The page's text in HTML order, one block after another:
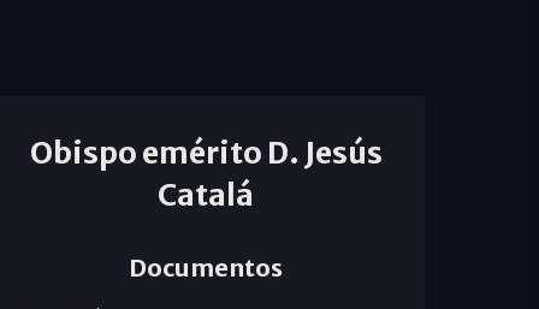
Obispo emérito D. Jesús
Catalá
Documentos